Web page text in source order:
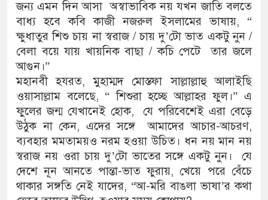
জন্য এমন দিন আসা অস্বাভাবিক নয় যখন জাতি বলতে
বাধ্য হবে কবি কাজী নজরুল ইসলামের ভাষায়, “
ক্ষুধাতুর শিশু চায় না স্বরাজ / চায় দু’টো ভাত একটু নুন /
বেলা বয়ে যায় খায়নিক বাছা / কচি পেটে তার জলে
আগুন।”
মহানবী হযরত, মুহাম্মদ মোস্তফা সাল্লাল্লাহু আলাইছি
ওয়াসাল্লাম বলেছে, “ শিশুরা হচ্ছে আল্লাহর ফুল।” এ
ফুলের জন্ম যেখানেই হোক, যে পরিবেশেই এরা বেড়ে
উঠুক না কেন, এদের সঙ্গে আমাদের আচার-আচরণ,
ব্যবহার মমতাময়ও নরম হওয়া উচিত। ধন নয় মান নয়
স্বরাজ নয় ওরা চায় দু’টো ভাতের সঙ্গে একটু নুন। যে
দেশে নূন আনতে পান্তা-ভাত ফুরায়, খেয়ে পরে বেঁচে
থাকার সঙ্গতি নেই যাদের, “আ-মরি বাঙলা ভাষা’র কথা